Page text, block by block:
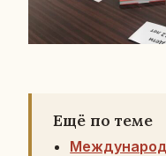
Ещё по теме